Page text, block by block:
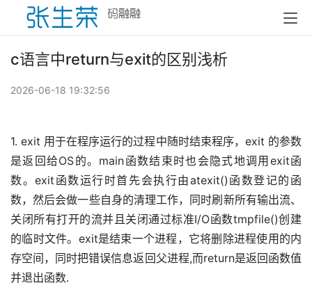
c语言中return与exit的区别浅析
2026-06-18 19:32:56
1. exit 用于在程序运行的过程中随时结束程序，exit 的参数
是返回给OS的。main函数结束时也会隐式地调用exit函
数。exit函数运行时首先会执行由atexit()函数登记的函
数，然后会做一些自身的清理工作，同时刷新所有输出流、
关闭所有打开的流并且关闭通过标准I/O函数tmpfile()创建
的临时文件。exit是结束一个进程，它将删除进程使用的内
存空间，同时把错误信息返回父进程,而return是返回函数值
并退出函数.